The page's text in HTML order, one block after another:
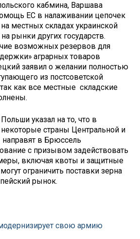
кабмина, Варшава
ЕС в налаживании цепочек
местных складах украинской
рынки других государств.
возможных резервов для
аграрных товаров
заявил о желании полностью
из постсоветской
как все местные складские
указал на то, что в
страны Центральной и
в Брюссель
с призывом задействовать
включая квоты и защитные
ограничить поставки зерна
рынок.
свою армию